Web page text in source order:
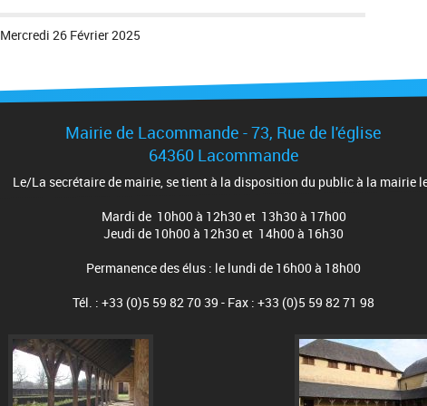
Mercredi 26 Février 2025
Mairie de Lacommande - 73, Rue de l'église
64360 Lacommande
Le/La secrétaire de mairie, se tient à la disposition du public à la mairie
Mardi de 10h00 à 12h30 et 13h30 à 17h00
Jeudi de 10h00 à 12h30 et 14h00 à 16h30
Permanence des élus : le lundi de 16h00 à 18h00
Tél. : +33 (0)5 59 82 70 39 - Fax : +33 (0)5 59 82 71 98